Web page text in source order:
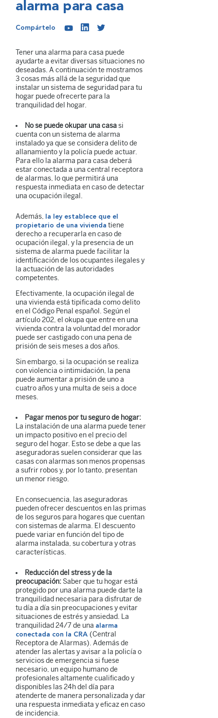
alarma para casa
Compártelo
Tener una alarma para casa puede
ayudarte a evitar diversas situaciones no
deseadas. A continuación te mostramos
3 cosas más allá de la seguridad que
instalar un sistema de seguridad para tu
hogar puede ofrecerte para la
tranquilidad del hogar.
No se puede okupar una casasi
cuenta con un sistema de alarma
instalado ya que se considera delito de
allanamiento y la policía puede actuar.
Para ello la alarma para casa deberá
estar conectada a una central receptora
de alarmas, lo que permitirá una
respuesta inmediata en caso de detectar
una ocupación ilegal.
Además,
la ley establece que el
propietario de una vivienda tiene
derecho a recuperarla en caso de
ocupación ilegal, y la presencia de un
sistema de alarma puede facilitar la
identificación de los ocupantes ilegales y
la actuación de las autoridades
competentes.
Efectivamente, la ocupación ilegal de
una vivienda está tipificada como delito
en el Código Penal español. Según el
artículo 202, el okupa que entre en una
vivienda contra la voluntad del morador
puede ser castigado con una pena de
prisión de seis meses a dos años.
Sin embargo, si la ocupación se realiza
con violencia o intimidación, la pena
puede aumentar a prisión de uno a
cuatro años y una multa de seis a doce
meses.
Pagar menos por tu seguro de hogar:
La instalación de una alarma puede tener
un impacto positivo en el precio del
seguro del hogar. Esto se debe a que las
aseguradoras suelen considerar que las
casas con alarmas son menos propensas
a sufrir robos y, por lo tanto, presentan
un menor riesgo.
En consecuencia, las aseguradoras
pueden ofrecer descuentos en las primas
de los seguros para hogares que cuentan
con sistemas de alarma. El descuento
puede variar en función del tipo de
alarma instalada, su cobertura y otras
características.
Reducción del stress y de la
preocupación: Saber que tu hogar está
protegido por una alarma puede darte la
tranquilidad necesaria para disfrutar de
tu día a día sin preocupaciones y evitar
situaciones de estrés y ansiedad. La
tranquilidad 24/7 de una alarma
conectada con la CRA (Central
Receptora de Alarmas). Además de
atender las alertas y avisar a la policía o
servicios de emergencia si fuese
necesario, un equipo humano de
profesionales altamente cualificado y
disponibles las 24h del día para
atenderte de manera personalizada y dar
una respuesta inmediata y eficaz en caso
de incidencia.